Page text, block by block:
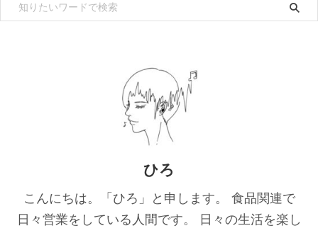
ひろ
こんにちは。「ひろ」と申します。 食品関連で
日々営業をしている人間です。 日々の生活を楽し